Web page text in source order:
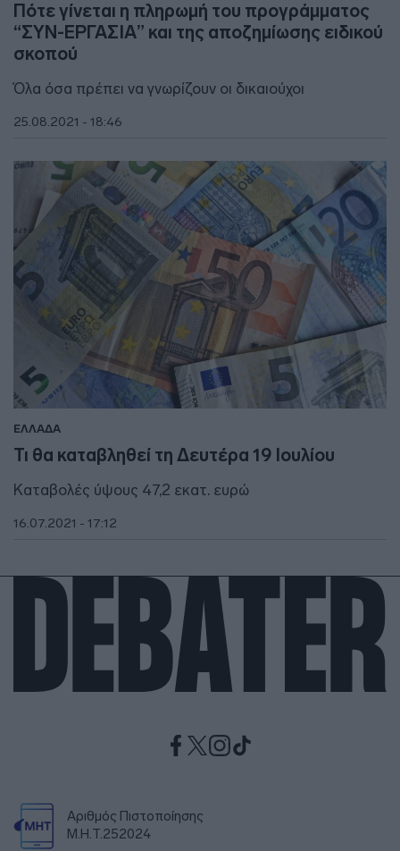
Πότε γίνεται η πληρωμή του προγράμματος
“ΣΥΝ-ΕΡΓΑΣΙΑ” και της αποζημίωσης ειδικού
σκοπού
Όλα όσα πρέπει να γνωρίζουν οι δικαιούχοι
25.08.2021 - 18:46
ΕΛΛΑΔΑ
Τι θα καταβληθεί τη Δευτέρα 19 Ιουλίου
Καταβολές ύψους 47,2 εκατ. ευρώ
16.07.2021 - 17:12
Αριθμός Πιστοποίησης
Μ.Η.Τ.252024